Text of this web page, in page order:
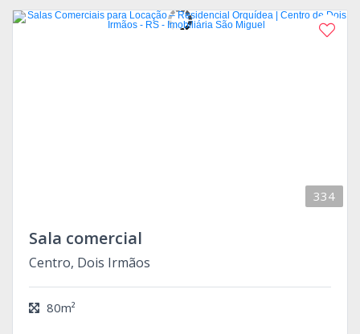
334
Sala comercial
Centro, Dois Irmãos
80m²